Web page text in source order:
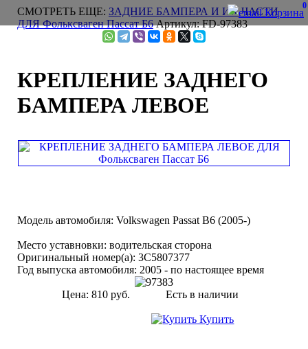
СМОТРЕТЬ ЕЩЕ: ЗАДНИЕ БАМПЕРА И ИХ ЧАСТИ
ДЛЯ Фольксваген Пассат Б6 Артикул: FD-97383
КРЕПЛЕНИЕ ЗАДНЕГО
БАМПЕРА ЛЕВОЕ
Модель автомобиля: Volkswagen Passat B6 (2005-)
Место уставновки: водительская сторона
Оригинальный номер(а): 3C5807377
Год выпуска автомобиля: 2005 - по настоящее время
Цена: 810 руб. Есть в наличии
Купить
Корзина
0